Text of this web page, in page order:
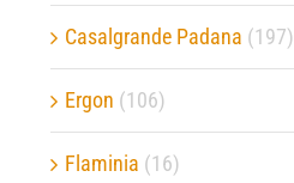
Casalgrande Padana (197)
Ergon (106)
Flaminia (16)